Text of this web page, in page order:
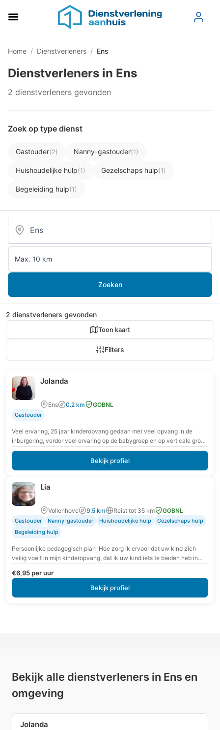
Home / Dienstverleners / Ens
Dienstverleners in Ens
2 dienstverleners gevonden
Zoek op type dienst
Gastouder(2) Nanny-gastouder(1)
Huishoudelijke hulp(1) Gezelschaps hulp(1)
Begeleiding hulp(1)
Zoeken
2 dienstverleners gevonden
Toon kaart
Filters
Jolanda
Ens 0.2 km GOBNL
Gastouder
Veel ervaring, 25 jaar kinderopvang gedaan met veel opvang in de
inburgering, verder veel ervaring op de babygroep en op verticale groep
van 0-4 jaar.…
Bekijk profiel
Lia
Vollenhove 9.5 km Reist tot 35 km GOBNL
Gastouder Nanny-gastouder Huishoudelijke hulp
Gezelschaps hulp
Begeleiding hulp
Persoonlijke pedagogisch plan Hoe zorg ik ervoor dat uw kind zich
veilig voelt in mijn kinderopvang, dat ik uw kind iets te bieden heb in…
€6,95 per uur
Bekijk profiel
Bekijk alle dienstverleners in Ens en
omgeving
Jolanda